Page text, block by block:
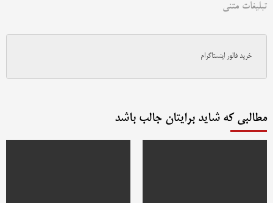
تبلیغات متنی
خرید فالور اینستاگرام
مطالبی که شاید برایتان جالب باشد